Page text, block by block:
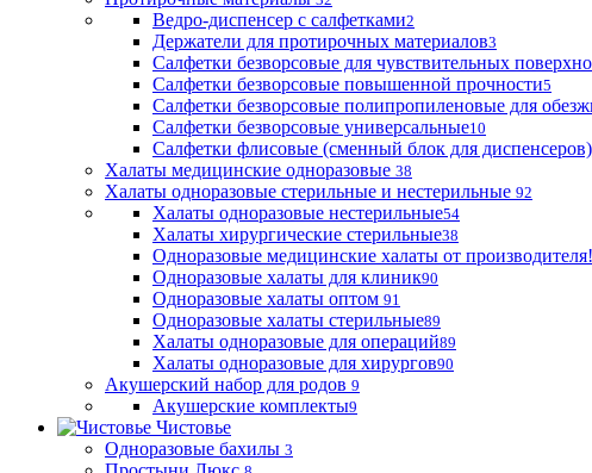
Ведро-диспенсер с салфетками2
Держатели для протирочных материалов3
Салфетки безворсовые для чувствительных
Салфетки безворсовые повышенной прочности5
Салфетки безворсовые полипропиленовые для
Салфетки безворсовые универсальные10
Салфетки флисовые (сменный блок для диспенсеров)
Халаты медицинские одноразовые 38
Халаты одноразовые стерильные и нестерильные 92
Халаты одноразовые нестерильные54
Халаты хирургические стерильные38
Одноразовые медицинские халаты от производителя!
Одноразовые халаты для клиник90
Одноразовые халаты оптом 91
Одноразовые халаты стерильные89
Халаты одноразовые для операций89
Халаты одноразовые для хирургов90
Акушерский набор для родов 9
Акушерские комплекты9
Чистовье
Одноразовые бахилы 3